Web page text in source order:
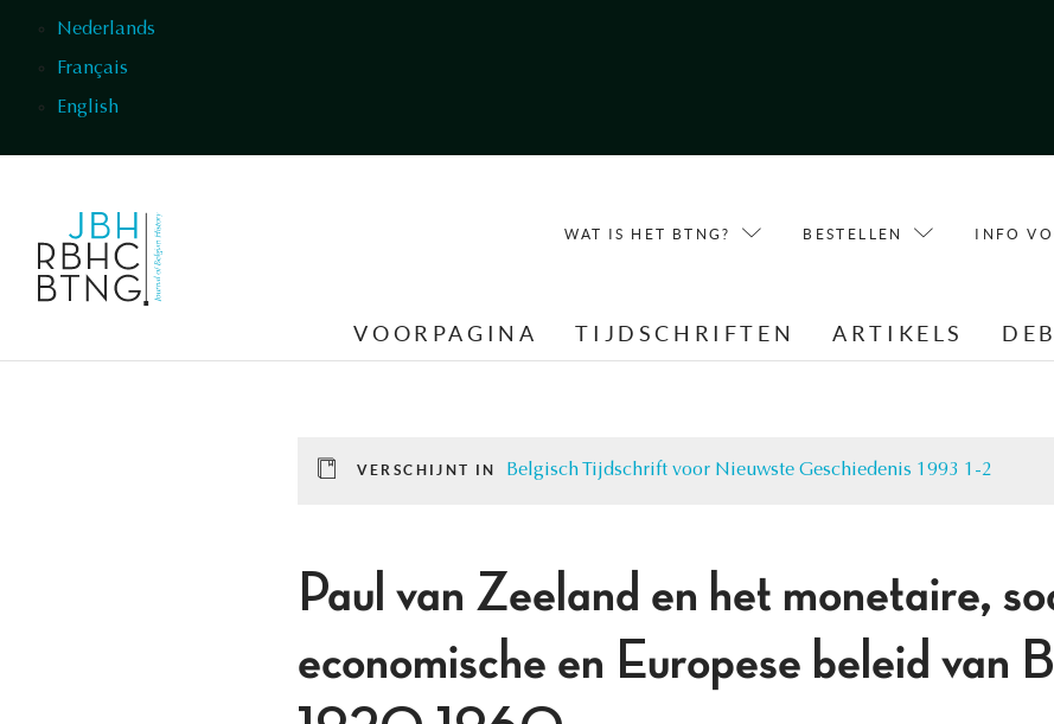
Nederlands
Français
English
WAT IS HET BTNG? BESTELLEN INFO
VOORPAGINA TIJDSCHRIFTEN ARTIKELS
VERSCHIJNT IN Belgisch Tijdschrift voor Nieuwste Geschiedenis 1993 1-2
Paul van Zeeland en het monetaire,
economische en Europese beleid van